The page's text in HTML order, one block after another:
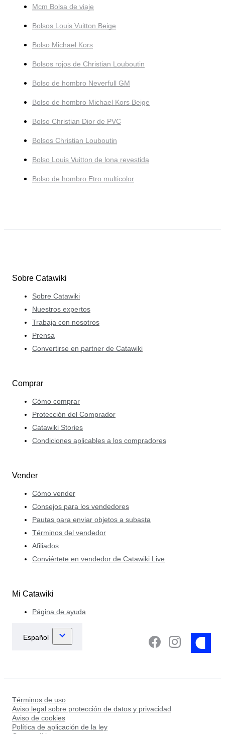
Mcm Bolsa de viaje
Bolsos Louis Vuitton Beige
Bolso Michael Kors
Bolsos rojos de Christian Louboutin
Bolso de hombro Neverfull GM
Bolso de hombro Michael Kors Beige
Bolso Christian Dior de PVC
Bolsos Christian Louboutin
Bolso Louis Vuitton de lona revestida
Bolso de hombro Etro multicolor
Sobre Catawiki
Sobre Catawiki
Nuestros expertos
Trabaja con nosotros
Prensa
Convertirse en partner de Catawiki
Comprar
Cómo comprar
Protección del Comprador
Catawiki Stories
Condiciones aplicables a los compradores
Vender
Cómo vender
Consejos para los vendedores
Pautas para enviar objetos a subasta
Términos del vendedor
Afiliados
Conviértete en vendedor de Catawiki Live
Mi Catawiki
Página de ayuda
Términos de uso
Aviso legal sobre protección de datos y privacidad
Aviso de cookies
Política de aplicación de la ley